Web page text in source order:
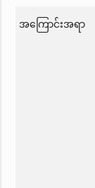
အကြောင်းအရာ